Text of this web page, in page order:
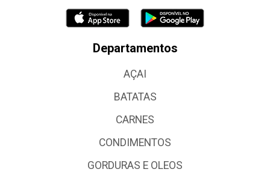
Departamentos
AÇAI
BATATAS
CARNES
CONDIMENTOS
GORDURAS E OLEOS